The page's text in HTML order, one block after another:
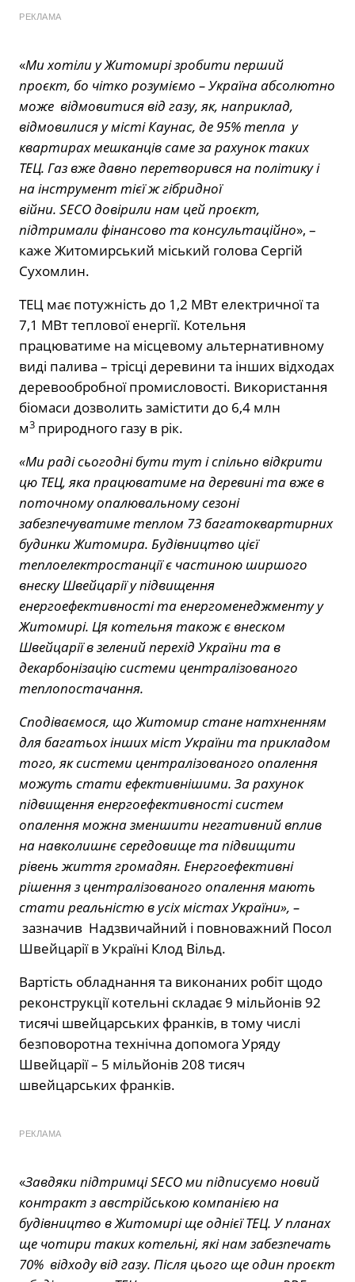
РЕКЛАМА
«Ми хотіли у Житомирі зробити перший
проєкт, бо чітко розуміємо – Україна абсолютно
може відмовитися від газу, як, наприклад,
відмовилися у місті Каунас, де 95% тепла у
квартирах мешканців саме за рахунок таких
ТЕЦ. Газ вже давно перетворився на політику і
на інструмент тієї ж гібридної
війни. SECOдовірили нам цей проєкт,
підтримали фінансово та консультаційно», –
каже Житомирський міський голова Сергій
Сухомлин.
ТЕЦ має потужність до 1,2 МВт електричної та
7,1 МВт теплової енергії. Котельня
працюватиме на місцевому альтернативному
виді палива – трісці деревини та інших відходах
деревообробної промисловості. Використання
біомаси дозволить замістити до 6,4 млн
м3 природного газу в рік.
«Ми раді сьогодні бути тут і спільно відкрити
цю ТЕЦ, яка працюватиме на деревині та вже в
поточному опалювальному сезоні
забезпечуватиме теплом 73 багатоквартирних
будинки Житомира. Будівництво цієї
теплоелектростанції є частиною ширшого
внеску Швейцарії у підвищення
енергоефективності та енергоменеджменту у
Житомирі. Ця котельня також є внеском
Швейцарії в зелений перехід України та в
декарбонізацію системи централізованого
теплопостачання.
Сподіваємося, що Житомир стане натхненням
для багатьох інших міст України та прикладом
того, як системи централізованого опалення
можуть стати ефективнішими. За рахунок
підвищення енергоефективності систем
опалення можна зменшити негативний вплив
на навколишнє середовище та підвищити
рівень життя громадян. Енергоефективні
рішення з централізованого опалення мають
стати реальністю в усіх містах України», –
зазначив Надзвичайний і повноважний Посол
Швейцарії в Україні Клод Вільд.
Вартість обладнання та виконаних робіт щодо
реконструкції котельні складає 9 мільйонів 92
тисячі швейцарських франків, в тому числі
безповоротна технічна допомога Уряду
Швейцарії – 5 мільйонів 208 тисяч
швейцарських франків.
РЕКЛАМА
«Завдяки підтримці SECO ми підписуємо новий
контракт з австрійською компанією на
будівництво в Житомирі ще однієї ТЕЦ. У планах
ще чотири таких котельні, які нам забезпечать
70% відходу від газу. Після цього ще один проєкт